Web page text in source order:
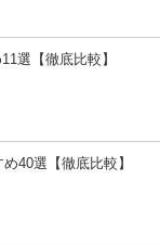
選【徹底比較】
40選【徹底比較】